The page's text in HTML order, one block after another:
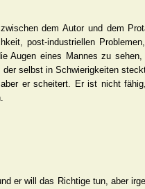
dem Autor und dem
post-industriellen
Augen eines Mannes zu
der selbst in Schwierigkeiten
er scheitert. Er ist nicht
er will das Richtige tun, aber